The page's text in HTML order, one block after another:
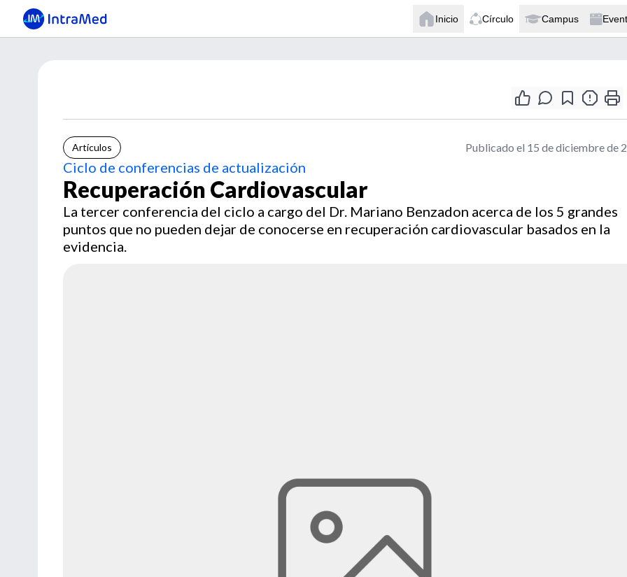
Inicio Círculo Campus
Artículos Publicado el 15 de diciembre de
Ciclo de conferencias de actualización
Recuperación Cardiovascular
La tercer conferencia del ciclo a cargo del Dr. Mariano Benzadon acerca de los 5 grandes
puntos que no pueden dejar de conocerse en recuperación cardiovascular basados en la
evidencia.